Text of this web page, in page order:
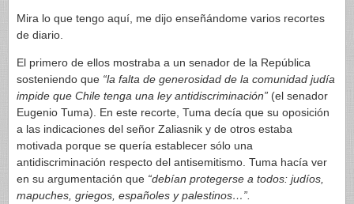
Mira lo que tengo aquí, me dijo enseñándome varios recortes
de diario.
El primero de ellos mostraba a un senador de la República
sosteniendo que “la falta de generosidad de la comunidad judía
impide que Chile tenga una ley antidiscriminación” (el senador
Eugenio Tuma). En este recorte, Tuma decía que su oposición
a las indicaciones del señor Zaliasnik y de otros estaba
motivada porque se quería establecer sólo una
antidiscriminación respecto del antisemitismo. Tuma hacía ver
en su argumentación que “debían protegerse a todos: judíos,
mapuches, griegos, españoles y palestinos…”.